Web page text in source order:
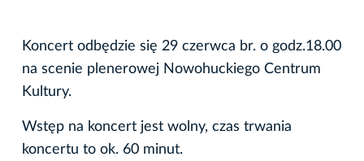
Koncert odbędzie się 29 czerwca br. o godz.18.00
na scenie plenerowej Nowohuckiego Centrum
Kultury.
Wstęp na koncert jest wolny, czas trwania
koncertu to ok. 60 minut.